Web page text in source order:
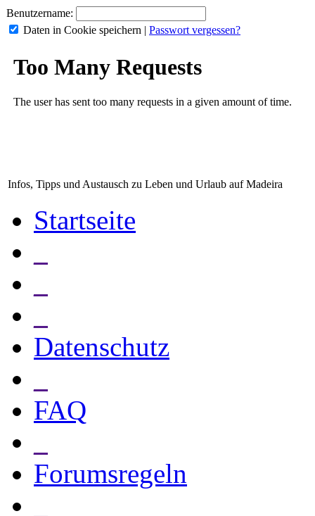
Benutzername:
Daten in Cookie speichern | Passwort vergessen?
Infos, Tipps und Austausch zu Leben und Urlaub auf Madeira
Startseite
Datenschutz
FAQ
Forumsregeln